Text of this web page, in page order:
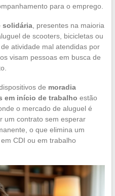
para o emprego.
solidária, presentes na maioria
de scooters, bicicletas ou
atividade mal atendidas por
visam pessoas em busca de
de moradia
em início de trabalho estão
o mercado de aluguel é
um contrato sem esperar
o que elimina um
CDI ou em trabalho